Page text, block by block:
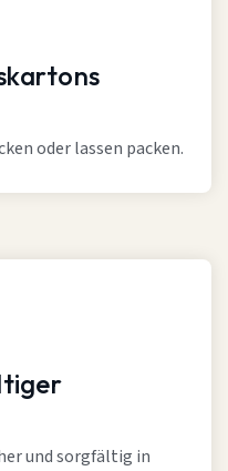
oder lassen packen.
und sorgfältig in